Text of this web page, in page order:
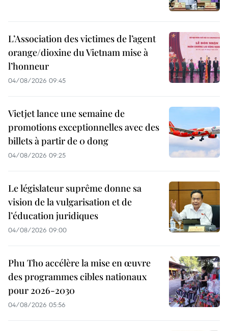
L’Association des victimes de l’agent
orange/dioxine du Vietnam mise à
l’honneur
04/08/2026 09:45
Vietjet lance une semaine de
promotions exceptionnelles avec des
billets à partir de 0 dong
04/08/2026 09:25
Le législateur suprême donne sa
vision de la vulgarisation et de
l’éducation juridiques
04/08/2026 09:00
Phu Tho accélère la mise en œuvre
des programmes cibles nationaux
pour 2026-2030
04/08/2026 05:56